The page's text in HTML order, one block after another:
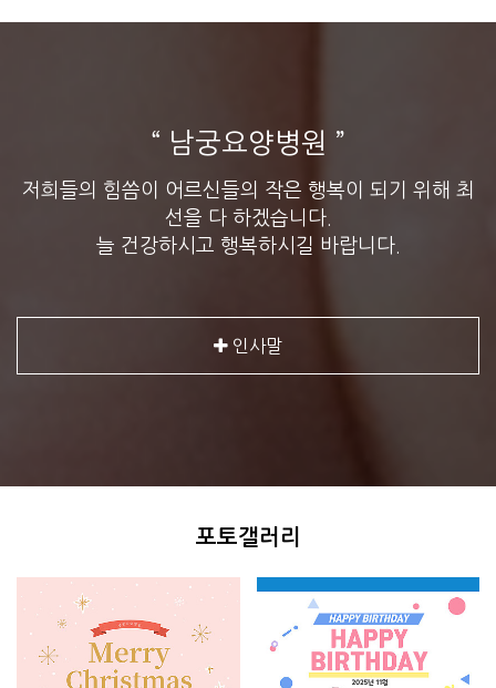
“ 남궁요양병원 ”
저희들의 힘씀이 어르신들의 작은 행복이 되기 위해 최
선을 다 하겠습니다.
늘 건강하시고 행복하시길 바랍니다.
인사말
포토갤러리